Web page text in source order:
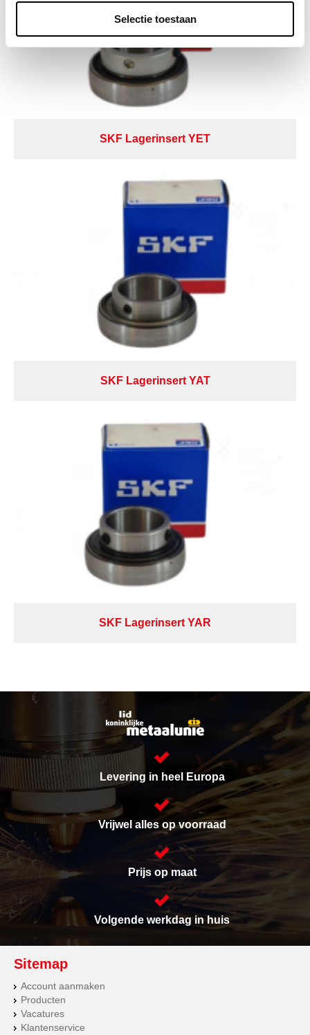
Selectie toestaan
SKF Lagerinsert YET
SKF Lagerinsert YAT
SKF Lagerinsert YAR
Levering in heel Europa
Vrijwel alles op voorraad
Prijs op maat
Volgende werkdag in huis
Sitemap
Account aanmaken
Producten
Vacatures
Klantenservice